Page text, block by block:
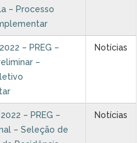
– Processo
– PREG –
–
Notícias
– PREG –
– Seleção de
Notícias